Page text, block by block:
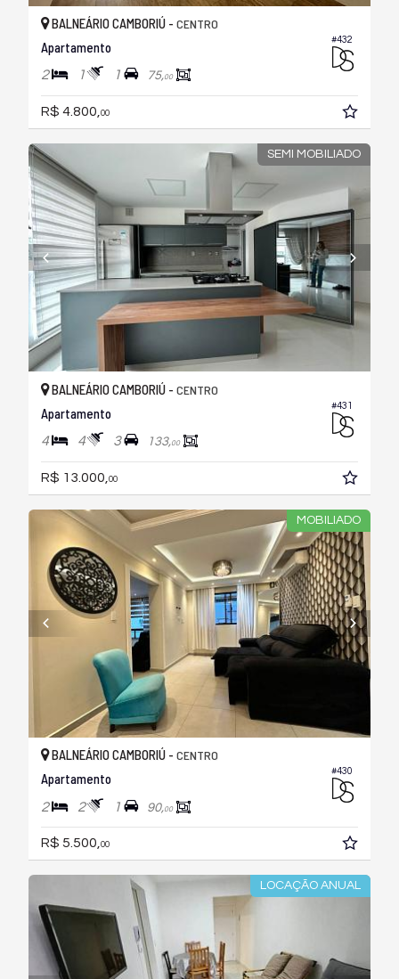
#432
BALNEÁRIO CAMBORIÚ - CENTRO
Apartamento
2 1 1 75,00
R$ 4.800,00
SEMI MOBILIADO
#431
BALNEÁRIO CAMBORIÚ - CENTRO
Apartamento
4 4 3 133,00
R$ 13.000, 00
MOBILIADO
#430
BALNEÁRIO CAMBORIÚ - CENTRO
Apartamento
2 2 1 90,00
R$ 5.500,00
LOCAÇÃO ANUAL